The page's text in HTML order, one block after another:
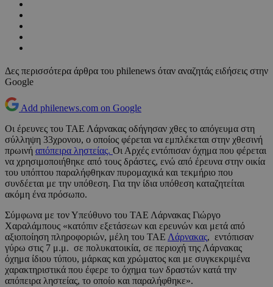
Δες περισσότερα άρθρα του philenews όταν αναζητάς ειδήσεις στην
Google
Add philenews.com on Google
Οι έρευνες του ΤΑΕ Λάρνακας οδήγησαν χθες το απόγευμα στη
σύλληψη 33χρονου, ο οποίος φέρεται να εμπλέκεται στην χθεσινή
πρωινή απόπειρα ληστείας. Οι Αρχές εντόπισαν όχημα που φέρεται
να χρησιμοποιήθηκε από τους δράστες, ενώ από έρευνα στην οικία
του υπόπτου παραλήφθηκαν πυρομαχικά και τεκμήριο που
συνδέεται με την υπόθεση. Για την ίδια υπόθεση καταζητείται
ακόμη ένα πρόσωπο.
Σύμφωνα με τον Υπεύθυνο του ΤΑΕ Λάρνακας Γιώργο
Χαραλάμπους «κατόπιν εξετάσεων και ερευνών και μετά από
αξιοποίηση πληροφοριών, μέλη του ΤΑΕ Λάρνακας, εντόπισαν
γύρω στις 7 μ.μ. σε πολυκατοικία, σε περιοχή της Λάρνακας
όχημα ίδιου τύπου, μάρκας και χρώματος και με συγκεκριμένα
χαρακτηριστικά που έφερε το όχημα των δραστών κατά την
απόπειρα ληστείας, το οποίο και παραλήφθηκε».